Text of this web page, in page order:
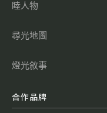
睦人物
尋光地圖
燈光敘事
合作品牌